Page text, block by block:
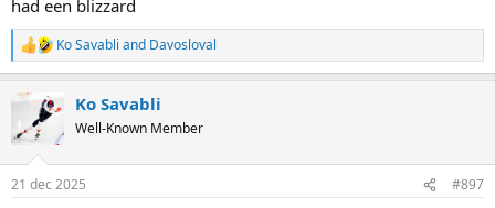
had een blizzard
R
e
c
t
i
s
Ko Savabli and Davosloval
Ko Savabli
Well-Known Member
21 dec 2025 #897